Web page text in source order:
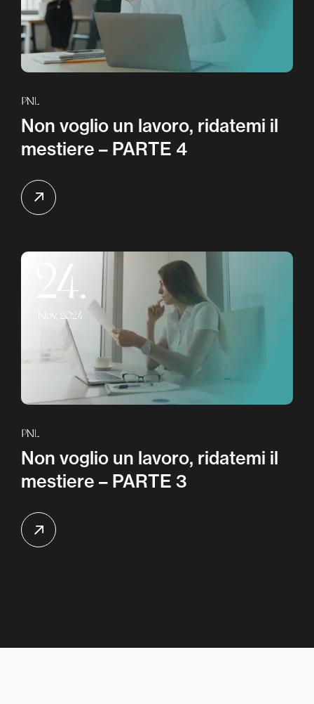
PNL
Non voglio un lavoro, ridatemi il
mestiere – PARTE 4
24.
Nov, 2024
PNL
Non voglio un lavoro, ridatemi il
mestiere – PARTE 3